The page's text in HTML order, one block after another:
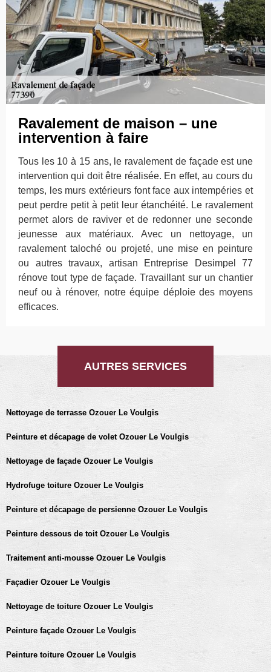
Ravalement de maison – une
intervention à faire
Tous les 10 à 15 ans, le ravalement de façade est une
intervention qui doit être réalisée. En effet, au cours du
temps, les murs extérieurs font face aux intempéries et
peut perdre petit à petit leur étanchéité. Le ravalement
permet alors de raviver et de redonner une seconde
jeunesse aux matériaux. Avec un nettoyage, un
ravalement taloché ou projeté, une mise en peinture
ou autres travaux, artisan Entreprise Desimpel 77
rénove tout type de façade. Travaillant sur un chantier
neuf ou à rénover, notre équipe déploie des moyens
efficaces.
AUTRES SERVICES
Nettoyage de terrasse Ozouer Le Voulgis
Peinture et décapage de volet Ozouer Le Voulgis
Nettoyage de façade Ozouer Le Voulgis
Hydrofuge toiture Ozouer Le Voulgis
Peinture et décapage de persienne Ozouer Le Voulgis
Peinture dessous de toit Ozouer Le Voulgis
Traitement anti-mousse Ozouer Le Voulgis
Façadier Ozouer Le Voulgis
Nettoyage de toiture Ozouer Le Voulgis
Peinture façade Ozouer Le Voulgis
Peinture toiture Ozouer Le Voulgis